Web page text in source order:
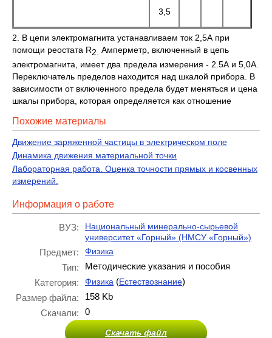
3,5
2. В цепи электромагнита устанавливаем ток 2,5А при
помощи реостата R2. Амперметр, включенный в цепь
электромагнита, имеет два предела измерения - 2.5А и 5,0А.
Переключатель пределов находится над шкалой прибора. В
зависимости от включенного предела будет меняться и цена
шкалы прибора, которая определяется как отношение
Похожие материалы
Движение заряженной частицы в электрическом поле
Динамика движения материальной точки
Лабораторная работа. Оценка точности прямых и косвенных
измерений.
Информация о работе
ВУЗ:
Национальный минерально-сырьевой
университет «Горный» (НМСУ «Горный»)
Предмет: Физика
Тип:
Методические указания и пособия
Категория:
Физика (Естествознание)
Размер файла:
158 Kb
Скачали:
0
Скачать файл